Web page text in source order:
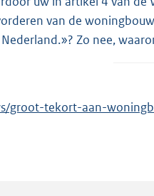
van de
Zo nee,
groot-tekort-aan-